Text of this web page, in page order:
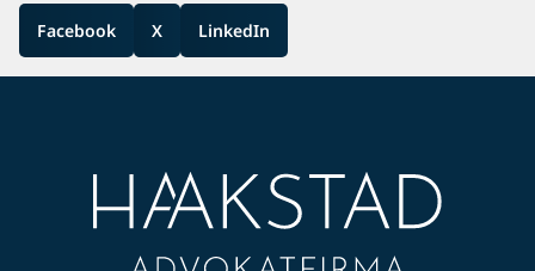
Facebook X LinkedIn